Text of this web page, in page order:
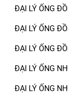
ĐẠI LÝ ỐNG
ĐẠI LÝ ỐNG
ĐẠI LÝ ỐNG
ĐẠI LÝ ỐNG
ĐẠI LÝ ỐNG